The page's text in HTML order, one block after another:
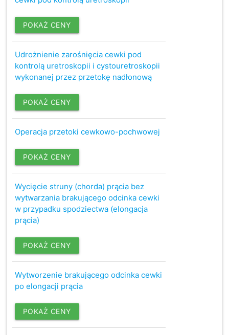
POKAŻ CENY
Udrożnienie zarośnięcia cewki pod
kontrolą uretroskopii i cystouretroskopii
wykonanej przez przetokę nadłonową
POKAŻ CENY
Operacja przetoki cewkowo-pochwowej
POKAŻ CENY
Wycięcie struny (chorda) prącia bez
wytwarzania brakującego odcinka cewki
w przypadku spodziectwa (elongacja
prącia)
POKAŻ CENY
Wytworzenie brakującego odcinka cewki
po elongacji prącia
POKAŻ CENY